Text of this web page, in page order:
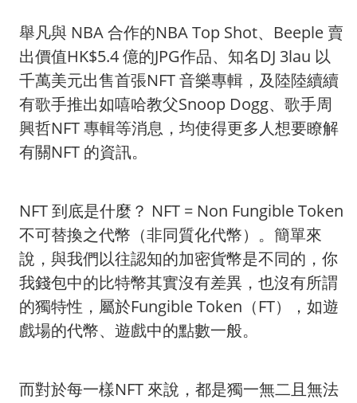
舉凡與 NBA 合作的NBA Top Shot、Beeple 賣
出價值HK$5.4 億的JPG作品、知名DJ 3lau 以
千萬美元出售首張NFT 音樂專輯，及陸陸續續
有歌手推出如嘻哈教父Snoop Dogg、歌手周
興哲NFT 專輯等消息，均使得更多人想要瞭解
有關NFT 的資訊。
NFT 到底是什麼？ NFT = Non Fungible Token
不可替換之代幣（非同質化代幣）。簡單來
說，與我們以往認知的加密貨幣是不同的，你
我錢包中的比特幣其實沒有差異，也沒有所謂
的獨特性，屬於Fungible Token（FT），如遊
戲場的代幣、遊戲中的點數一般。
而對於每一樣NFT 來說，都是獨一無二且無法